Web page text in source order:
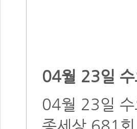
04월 23일 수
04월 23일 수